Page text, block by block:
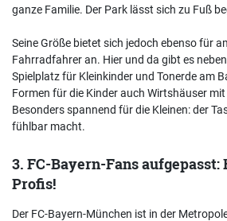
ganze Familie. Der Park lässt sich zu Fuß
Seine Größe bietet sich jedoch ebenso für
Fahrradfahrer an. Hier und da gibt es
Spielplatz für Kleinkinder und Tonerde am
Formen für die Kinder auch Wirtshäuser
Besonders spannend für die Kleinen: der
fühlbar macht.
3. FC-Bayern-Fans
Profis!
Der FC-Bayern-München ist in der